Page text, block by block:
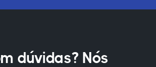
dúvidas? Nós